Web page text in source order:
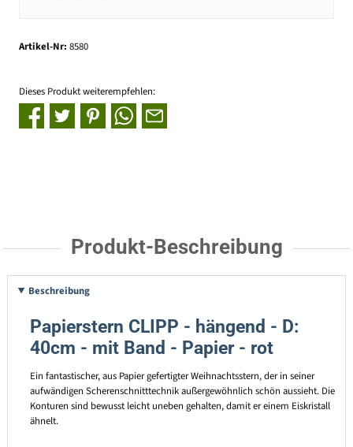
Artikel-Nr: 8580
Dieses Produkt weiterempfehlen:
Produkt-Beschreibung
Beschreibung
Papierstern CLIPP - hängend - D:
40cm - mit Band - Papier - rot
Ein fantastischer, aus Papier gefertigter Weihnachtsstern, der in seiner
aufwändigen Scherenschnitttechnik außergewöhnlich schön aussieht. Die
Konturen sind bewusst leicht uneben gehalten, damit er einem Eiskristall
ähnelt.